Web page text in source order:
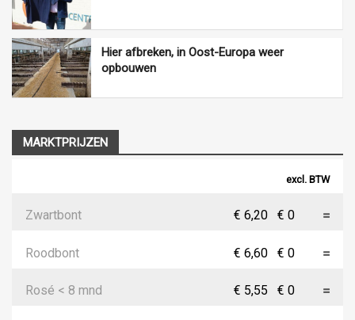
Hier afbreken, in Oost-Europa weer
opbouwen
MARKTPRIJZEN
excl. BTW
Zwartbont € 6,20 € 0
Roodbont € 6,60 € 0
Rosé < 8 mnd € 5,55 € 0